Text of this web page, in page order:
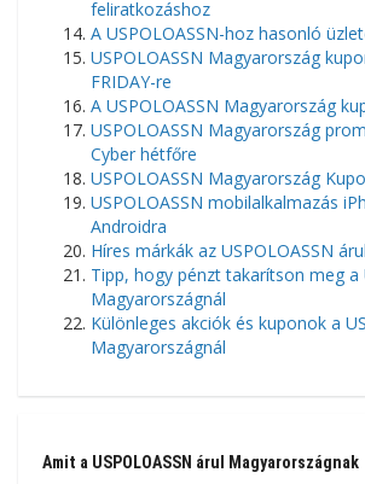
feliratkozáshoz
A USPOLOASSN-hoz hasonló
USPOLOASSN Magyarország
FRIDAY-re
A USPOLOASSN Magyarország
USPOLOASSN Magyarország
Cyber ​​​​hétfőre
USPOLOASSN Magyarország
USPOLOASSN mobilalkalmazás
Androidra
Híres márkák az USPOLOASSN
Tipp, hogy pénzt takarítson meg a
Magyarországnál
Különleges akciók és kuponok a
Magyarországnál
Amit a USPOLOASSN árul Magyarországnak